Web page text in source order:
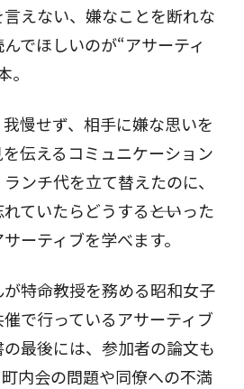
えない、嫌なことを断れな
でほしいのが“アサーティ
我慢せず、相手に嫌な思いを
伝えるコミュニケーション
ンチ代を立て替えたのに、
ていたらどうする――といった
ーティブを学べます。
特命教授を務める昭和女子
で行っているアサーティブ
最後には、参加者の論文も
内会の問題や同僚への不満